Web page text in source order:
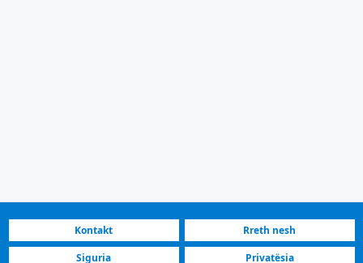
Kontakt
Rreth nesh
Siguria
Privatësia